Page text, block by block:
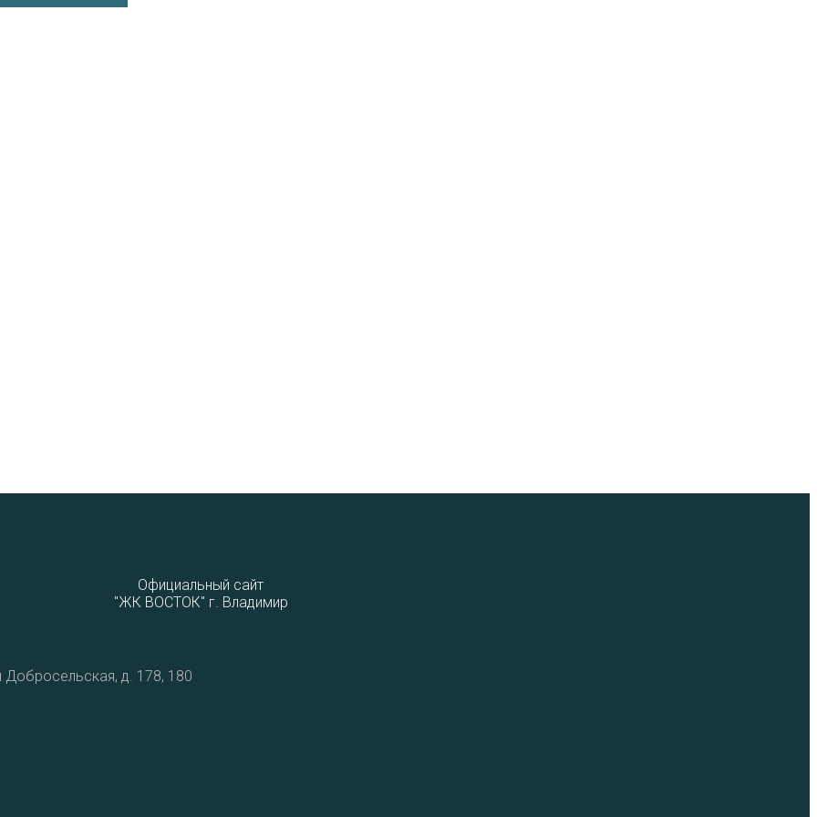
Официальный сайт
"ЖК ВОСТОК" г. Владимир
Добросельская, д. 178, 180